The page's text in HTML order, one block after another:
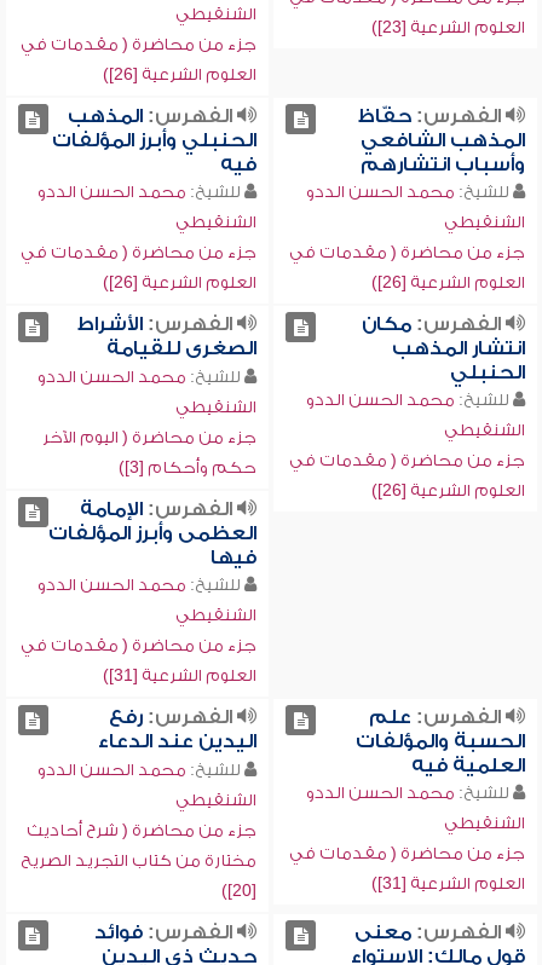
العلوم الشرعية [23])
الشنقيطي
جزء من محاضرة ( مقدمات في
العلوم الشرعية [26])
الفهرس:حفّاظ
المذهب الشافعي
وأسباب انتشارهم
للشيخ: محمد الحسن الددو
الشنقيطي
جزء من محاضرة ( مقدمات في
العلوم الشرعية [26])
الفهرس:المذهب
الحنبلي وأبرز المؤلفات
فيه
للشيخ: محمد الحسن الددو
الشنقيطي
جزء من محاضرة ( مقدمات في
العلوم الشرعية [26])
الفهرس:مكان
انتشار المذهب
الحنبلي
للشيخ: محمد الحسن الددو
الشنقيطي
جزء من محاضرة ( مقدمات في
العلوم الشرعية [26])
الفهرس:الأشراط
الصغرى للقيامة
للشيخ: محمد الحسن الددو
الشنقيطي
جزء من محاضرة ( اليوم الآخر
حكم وأحكام [3])
الفهرس:الإمامة
العظمى وأبرز المؤلفات
فيها
للشيخ: محمد الحسن الددو
الشنقيطي
جزء من محاضرة ( مقدمات في
العلوم الشرعية [31])
الفهرس: علم
الحسبة والمؤلفات
العلمية فيه
للشيخ: محمد الحسن الددو
الشنقيطي
جزء من محاضرة ( مقدمات في
العلوم الشرعية [31])
الفهرس:رفع
اليدين عند الدعاء
للشيخ: محمد الحسن الددو
الشنقيطي
جزء من محاضرة ( شرح أحاديث
مختارة من كتاب التجريد الصريح
[20])
الفهرس:معنى
قول مالك: الاستواء
الفهرس:فوائد
حديث ذي اليدين